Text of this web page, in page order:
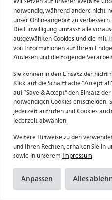
notwendig, während andere nicht
unser Onlineangebot zu
Die Einwilligung umfasst alle
ausgewählten Cookies und die mit
von Informationen auf Ihrem
Auslesen und die folgende
Sie können in den Einsatz der
Klick auf die Schaltfläche “Accept
auf “Save & Accept” den Einsatz
notwendigen Cookies entscheiden.
jederzeit aufrufen und Cookies
jederzeit abwählen.
Weitere Hinweise zu den
und Ihren Rechten, erhalten Sie in
sowie in unserem Impressum.
Anpassen Alles
74072 Heilbronn
→ Anfahrtsplan Heilbronn
Datenschutzerklärung
Impressum
FFM – Friedensstraße 11
60311 Frankfurt am Main
→ Anfahrtsplan Frankfurt
HN – Gymnasiumstraße 35
74072 Heilbronn
→ Anfahrtsplan Heilbronn
Datenschutzerklärung
Impressum